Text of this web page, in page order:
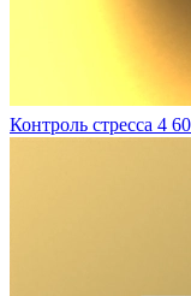
Контроль стресса 4